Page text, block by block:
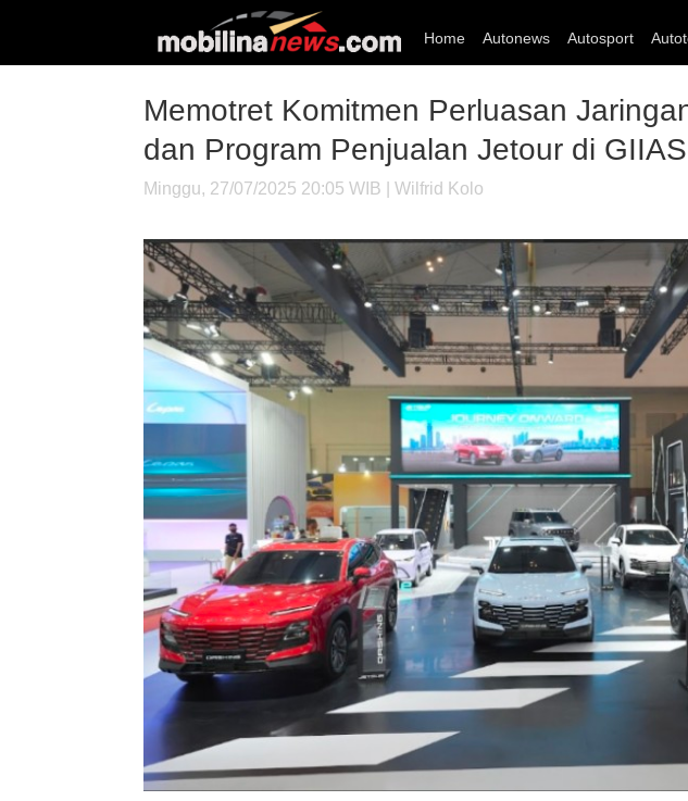
Home Autonews Autosport
Memotret Komitmen Perluasan
dan Program Penjualan Jetour di
Minggu, 27/07/2025 20:05 WIB | Wilfrid Kolo